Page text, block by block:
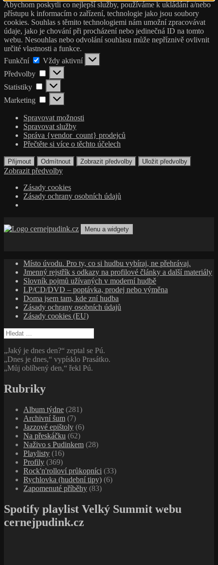
Abychom poskytli co nejlepší služby, používáme k ukládání a/nebo
přístupu k informacím o zařízení, technologie jako jsou soubory
cookies. Souhlas s těmito technologiemi nám umožní zpracovávat
údaje, jako je chování při procházení nebo jedinečná ID na tomto
webu. Nesouhlas nebo odvolání souhlasu může nepříznivě ovlivnit
určité vlastnosti a funkce.
Funkční
Funkční
Vždy aktivní
Předvolby
Předvolby
Statistiky Statistiky
Marketing Marketing
Spravovat možnosti
Spravovat služby
Správa {vendor_count} prodejců
Přečtěte si více o těchto účelech
Přijmout Odmítnout Zobrazit předvolby Uložit předvolby
Zobrazit předvolby
Zásady cookies
Zásady ochrany osobních údajů
k
Menu a widgety
Místo úvodu. Pro ty, co si hudbu vybíraj, ne přehrávaj.
Jmenný rejstřík s odkazy na profilové články a další materiály
Slovník pojmů užívaných v moderní hudbě
LP/CD/DVD – poptávka, prodej nebo výměna
Doma jsem tam, kde zní hudba
Zásady ochrany osobních údajů
Zásady cookies (EU)
Vyhledávání
„Jaký je dnes den?“ zeptal se Pú.
„Dnes je dnes,“ vypísklo Prasátko.
„Můj oblíbený den,“ řekl Pú.
Rubriky
Album týdne (281)
Archivní šum (7)
Jazzové epištoly (6)
Na přeskáčku (62)
Naživo s Pudinkem (28)
Playlisty (16)
Profily (369)
Rock'n'rolloví průkopníci (33)
Rychlovka (hudební tipy) (6)
Zapomenuté příběhy (83)
Spotify playlist Velký Summit webu
cernejpudink.cz